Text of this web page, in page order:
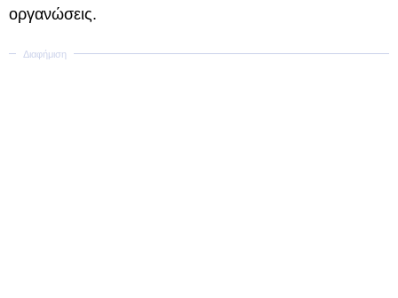
οργανώσεις.